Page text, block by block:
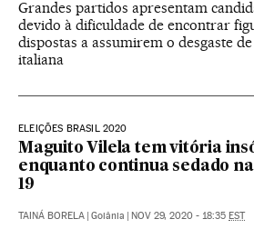
Grandes partidos apresentam
devido à dificuldade de encontrar
dispostas a assumirem o desgaste
italiana
ELEIÇÕES BRASIL 2020
Maguito Vilela tem vitória
enquanto continua sedado
19
TAINÁ BORELA Goiânia NOV 29, 2020 - 18:35 EST